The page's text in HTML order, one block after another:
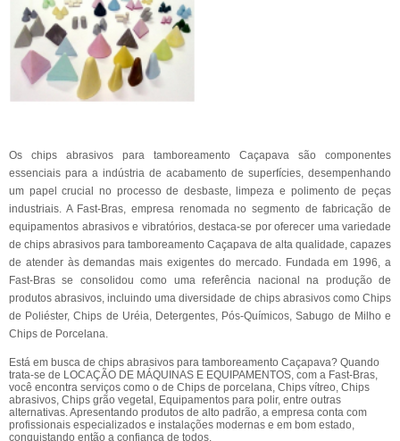
Os chips abrasivos para tamboreamento Caçapava são componentes
essenciais para a indústria de acabamento de superfícies, desempenhando
um papel crucial no processo de desbaste, limpeza e polimento de peças
industriais. A Fast-Bras, empresa renomada no segmento de fabricação de
equipamentos abrasivos e vibratórios, destaca-se por oferecer uma variedade
de chips abrasivos para tamboreamento Caçapava de alta qualidade, capazes
de atender às demandas mais exigentes do mercado. Fundada em 1996, a
Fast-Bras se consolidou como uma referência nacional na produção de
produtos abrasivos, incluindo uma diversidade de chips abrasivos como Chips
de Poliéster, Chips de Uréia, Detergentes, Pós-Químicos, Sabugo de Milho e
Chips de Porcelana.
Está em busca de chips abrasivos para tamboreamento Caçapava? Quando
trata-se de LOCAÇÃO DE MÁQUINAS E EQUIPAMENTOS, com a Fast-Bras,
você encontra serviços como o de Chips de porcelana, Chips vítreo, Chips
abrasivos, Chips grão vegetal, Equipamentos para polir, entre outras
alternativas. Apresentando produtos de alto padrão, a empresa conta com
profissionais especializados e instalações modernas e em bom estado,
conquistando então a confiança de todos.